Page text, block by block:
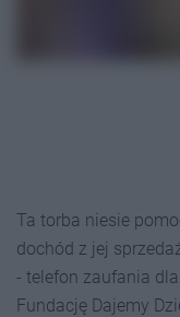
Ta torba niesie
dochód z jej
- telefon zaufania
Fundację Dajemy